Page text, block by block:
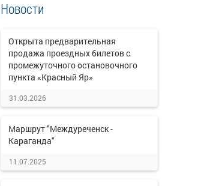
Новости
Открыта предварительная
продажа проездных билетов с
промежуточного остановочного
пункта «Красный Яр»
31.03.2026
Маршрут "Междуреченск -
Караганда"
11.07.2025